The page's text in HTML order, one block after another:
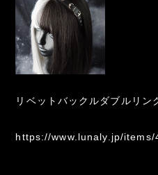
リベットバックルダブルリン
https://www.lunaly.jp/items/